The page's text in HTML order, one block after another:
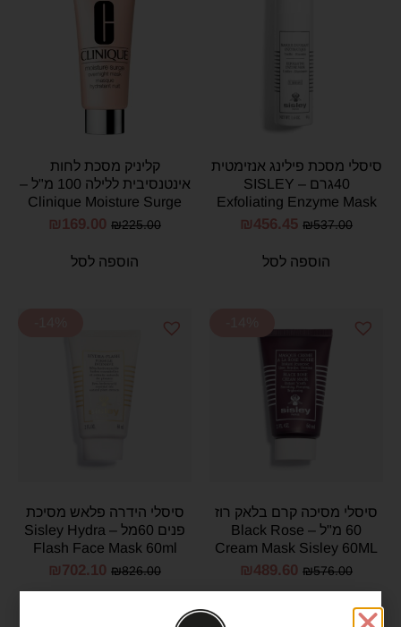
סיסלי מסכת פילינג אנזימטית
40גרם – SISLEY
Exfoliating Enzyme Mask
40G₪537.00
₪456.45
הוספה לסל
קליניק מסכת לחות
אינטנסיבית ללילה 100 מ"ל –
Clinique Moisture Surge
Overnight Mask 100ml
₪225.00
₪169.00
הוספה לסל
סיסלי מסיכה קרם בלאק רוז
60 מ"ל – Black Rose
Cream Mask Sisley 60ML
₪576.00
₪489.60
סיסלי הידרה פלאש מסיכת
פנים 60מל – Sisley Hydra
Flash Face Mask 60ml
₪826.00
₪702.10